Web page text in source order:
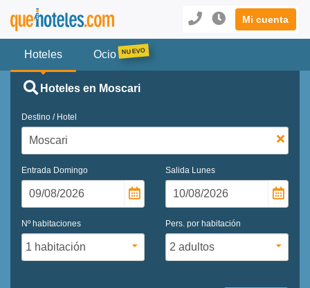
Mi cuenta
Hoteles Ocio
Hoteles en Moscari
Destino / Hotel
Entrada Domingo Salida Lunes
Nº habitaciones Pers. por habitación